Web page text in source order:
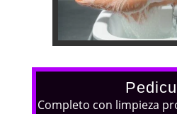
Completo con limpieza